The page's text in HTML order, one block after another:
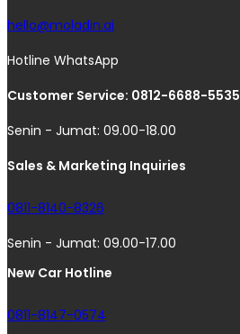
hello@moladin.ai
Hotline WhatsApp
Customer Service: 0812-6688-5535
Senin - Jumat: 09.00-18.00
Sales & Marketing Inquiries
0811-8140-8326
Senin - Jumat: 09.00-17.00
New Car Hotline
0811-8147-0574